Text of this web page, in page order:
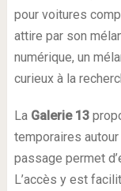
pour voitures
attire par son
numérique, un
curieux à la
La Galerie 13
temporaires
passage permet
L’accès y est